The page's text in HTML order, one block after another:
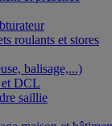
roulants et stores
balisage,...)
et DCL
saillie